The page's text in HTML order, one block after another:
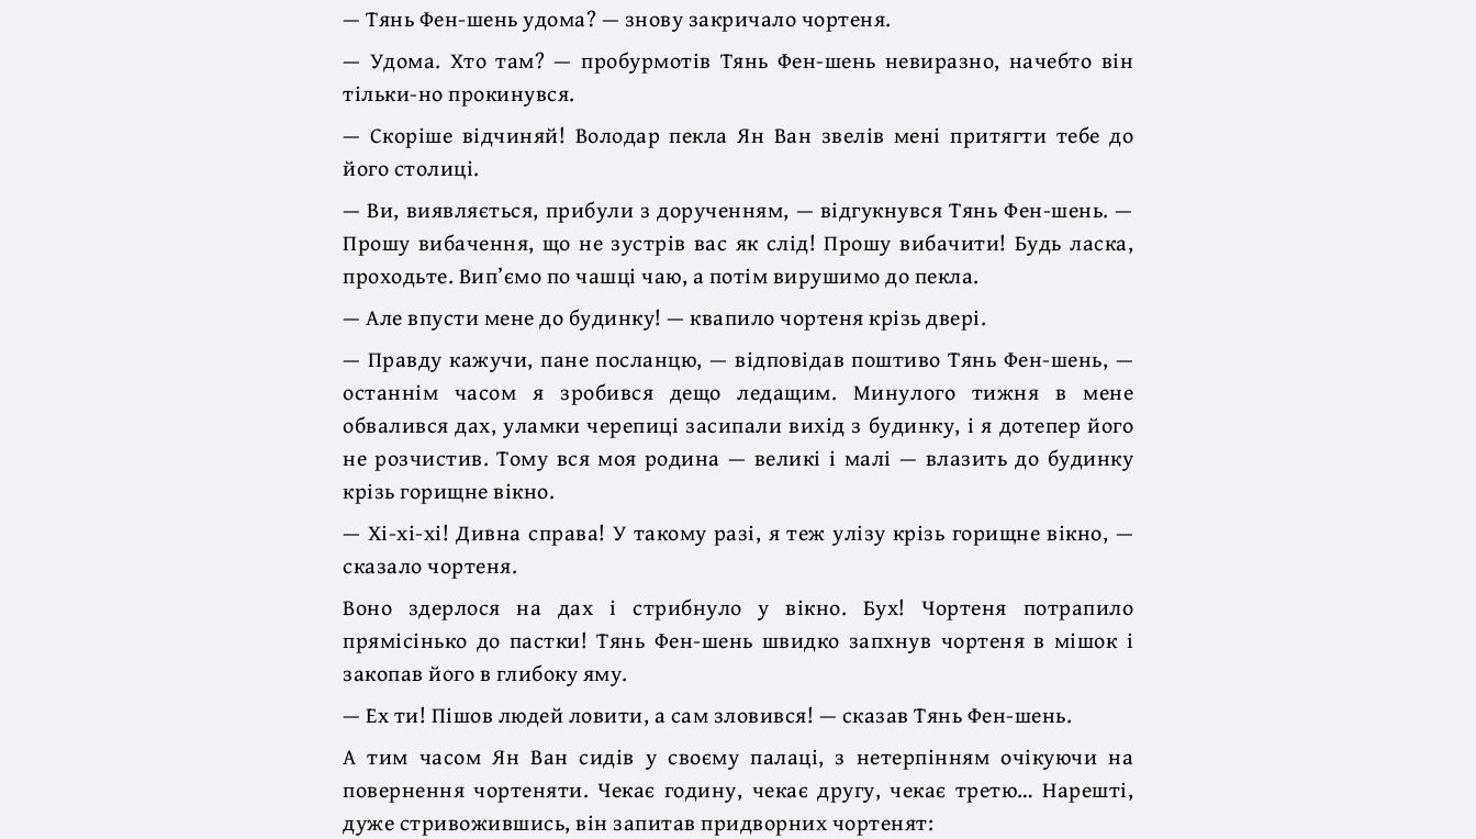
— Тянь Фен-шень удома? — знову закричало чортеня.
— Удома. Хто там? — пробурмотів Тянь Фен-шень невиразно, начебто він
тільки-но прокинувся.
— Скоріше відчиняй! Володар пекла Ян Ван звелів мені притягти тебе до
його столиці.
— Ви, виявляється, прибули з дорученням, — відгукнувся Тянь Фен-шень. —
Прошу вибачення, що не зустрів вас як слід! Прошу вибачити! Будь ласка,
проходьте. Вип’ємо по чашці чаю, а потім вирушимо до пекла.
— Але впусти мене до будинку! — квапило чортеня крізь двері.
— Правду кажучи, пане посланцю, — відповідав поштиво Тянь Фен-шень, —
останнім часом я зробився дещо ледащим. Минулого тижня в мене
обвалився дах, уламки черепиці засипали вихід з будинку, і я дотепер його
не розчистив. Тому вся моя родина — великі і малі — влазить до будинку
крізь горищне вікно.
— Хі-хі-хі! Дивна справа! У такому разі, я теж улізу крізь горищне вікно, —
сказало чортеня.
Воно здерлося на дах і стрибнуло у вікно. Бух! Чортеня потрапило
прямісінько до пастки! Тянь Фен-шень швидко запхнув чортеня в мішок і
закопав його в глибоку яму.
— Ех ти! Пішов людей ловити, а сам зловився! — сказав Тянь Фен-шень.
А тим часом Ян Ван сидів у своєму палаці, з нетерпінням очікуючи на
повернення чортеняти. Чекає годину, чекає другу, чекає третю… Нарешті,
дуже стривожившись, він запитав придворних чортенят: